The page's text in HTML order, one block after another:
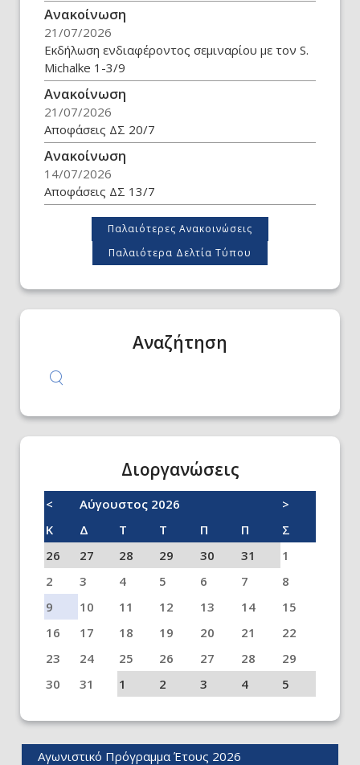
Ανακοίνωση
21/07/2026
Εκδήλωση ενδιαφέροντος σεμιναρίου με τον S.
Michalke 1-3/9
Ανακοίνωση
21/07/2026
Αποφάσεις ΔΣ 20/7
Ανακοίνωση
14/07/2026
Αποφάσεις ΔΣ 13/7
Παλαιότερες Ανακοινώσεις
Παλαιότερα Δελτία Τύπου
Αναζήτηση
Διοργανώσεις
< Αύγουστος 2026
>
Κ
Δ Τ Τ Π Π
Σ
26
27 28 29 30 31
1
2
3 4 5 6 7
8
9
10 11 12 13 14
15
16
17 18 19 20 21
22
23
24 25 26 27 28
29
30
31 1 2 3 4 5
Αγωνιστικό Πρόγραμμα Έτους 2026